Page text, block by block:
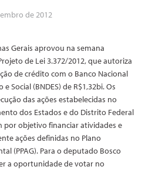
de 2012
Gerais aprovou na semana
de Lei 3.372/2012, que autoriza
de crédito com o Banco Nacional
Social (BNDES) de R$1,32bi. Os
das ações estabelecidas no
dos Estados e do Distrito Federal
por objetivo financiar atividades e
ações definidas no Plano
(PPAG). Para o deputado Bosco
a oportunidade de votar no